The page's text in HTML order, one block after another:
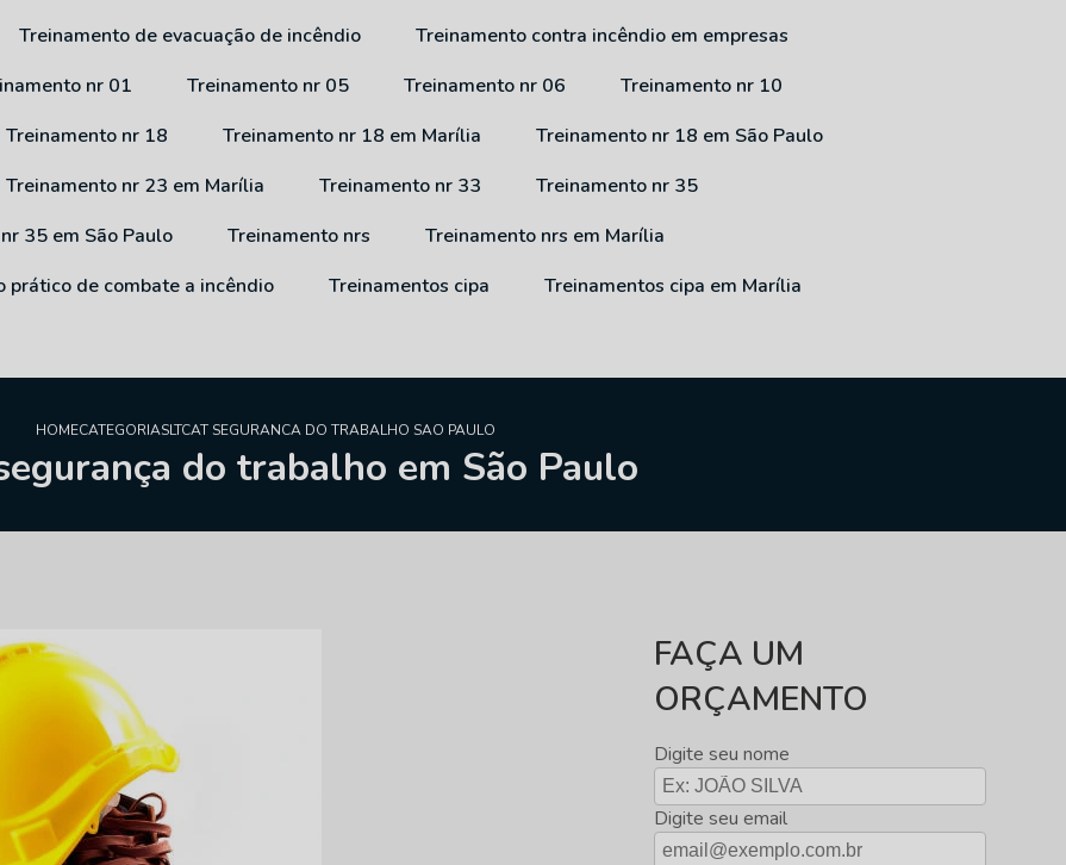
Treinamento de evacuação de incêndio
Treinamento contra incêndio em empresas
nr 01 Treinamento nr 05 Treinamento nr 06
Treinamento nr 10
Treinamento nr 18 Treinamento nr 18 em Marília
Treinamento nr 18 em São Paulo
Treinamento nr 23 em Marília Treinamento nr 33
Treinamento nr 35
nr 35 em São Paulo Treinamento nrs
Treinamento nrs em Marília
prático de combate a incêndio Treinamentos cipa Treinamentos cipa em Marília
HOMECATEGORIASLTCAT SEGURANCA DO TRABALHO SAO PAULO
do trabalho em São Paulo
FAÇA UM
ORÇAMENTO
Digite seu nome
Digite seu email